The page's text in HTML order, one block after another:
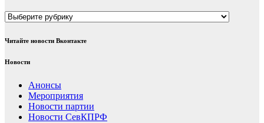
Рубрики
Читайте новости Вконтакте
Новости
Анонсы
Мероприятия
Новости партии
Новости СевКПРФ